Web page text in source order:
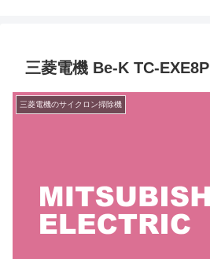
三菱電機 Be-K TC-EXE8P
三菱電機のサイクロン掃除機